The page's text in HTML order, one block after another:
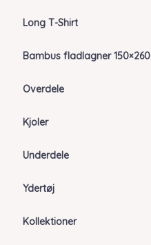
Long T-Shirt
Bambus fladlagner 150×260
Overdele
Kjoler
Underdele
Ydertøj
Kollektioner